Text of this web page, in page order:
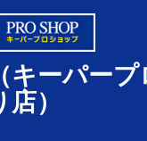
キーパープ
）